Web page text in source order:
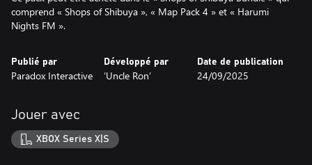
comprend « Shops of Shibuya », « Map Pack 4 » et « Harumi
Nights FM ».
Publié par
Paradox Interactive
Développé par
‘Uncle Ron’
Date de publication
24/09/2025
Jouer avec
XBOX Series X|S